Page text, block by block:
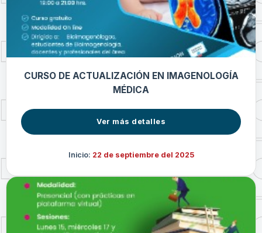
CURSO DE ACTUALIZACIÓN EN IMAGENOLOGÍA
MÉDICA
Ver más detalles
Inicio: 22 de septiembre del 2025